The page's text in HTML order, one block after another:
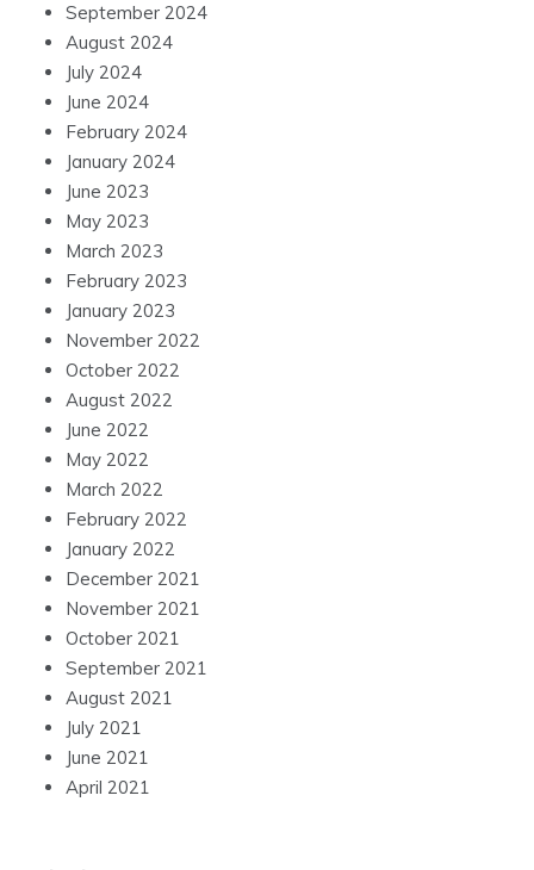
September 2024
August 2024
July 2024
June 2024
February 2024
January 2024
June 2023
May 2023
March 2023
February 2023
January 2023
November 2022
October 2022
August 2022
June 2022
May 2022
March 2022
February 2022
January 2022
December 2021
November 2021
October 2021
September 2021
August 2021
July 2021
June 2021
April 2021